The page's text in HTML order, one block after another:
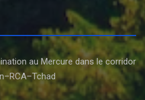
au Mercure dans le corridor